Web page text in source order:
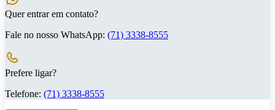
Quer entrar em contato?
Fale no nosso WhatsApp: (71) 3338-8555
Prefere ligar?
Telefone: (71) 3338-8555